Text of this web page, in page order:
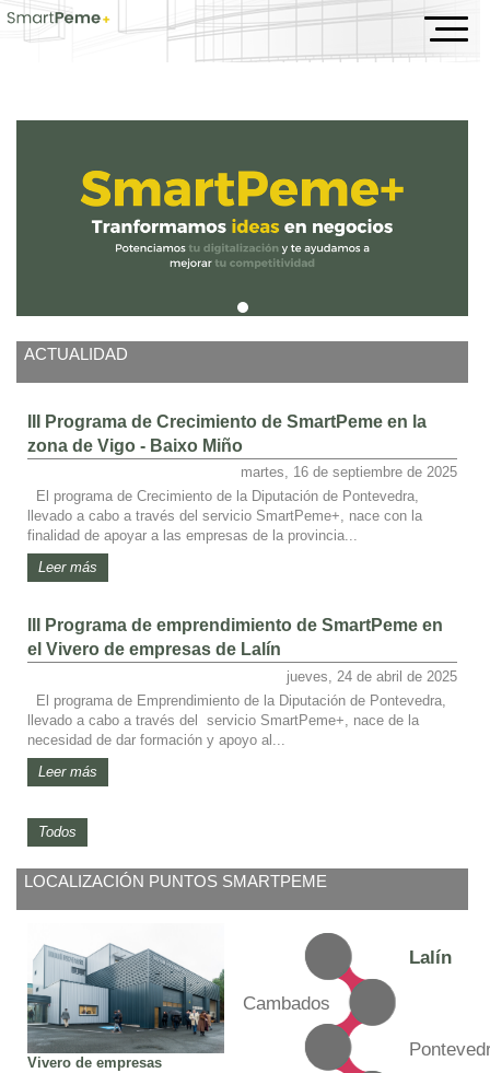
Inicio
ACTUALIDAD
III Programa de Crecimiento de SmartPeme en la
zona de Vigo - Baixo Miño
martes, 16 de septiembre de 2025
El programa de Crecimiento de la Diputación de Pontevedra,
llevado a cabo a través del servicio SmartPeme+, nace con la
finalidad de apoyar a las empresas de la provincia...
Leer más
III Programa de emprendimiento de SmartPeme en
el Vivero de empresas de Lalín
jueves, 24 de abril de 2025
El programa de Emprendimiento de la Diputación de Pontevedra,
llevado a cabo a través del servicio SmartPeme+, nace de la
necesidad de dar formación y apoyo al...
Leer más
Todos
LOCALIZACIÓN PUNTOS SMARTPEME
Vivero de empresas
Lalín
Cambados